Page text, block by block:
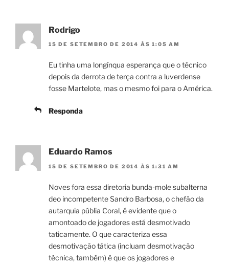
Rodrigo
15 DE SETEMBRO DE 2014 ÀS 1:05 AM
Eu tinha uma longínqua esperança que o técnico
depois da derrota de terça contra a luverdense
fosse Martelote, mas o mesmo foi para o América.
Responda
Eduardo Ramos
15 DE SETEMBRO DE 2014 ÀS 1:31 AM
Noves fora essa diretoria bunda-mole subalterna
deo incompetente Sandro Barbosa, o chefão da
autarquia públia Coral, é evidente que o
amontoado de jogadores está desmotivado
taticamente. O que caracteriza essa
desmotivação tática (incluam desmotivação
técnica, também) é que os jogadores e